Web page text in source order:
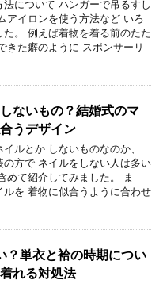
について ハンガーで吊るすし
アイロンを使う方法など いろ
た。 例えば着物を着る前のたた
きた癖のように スポンサーリ
ないもの？結婚式のマ
うデザイン
ルとか しないものなのか、
の方で ネイルをしない人は多い
めて紹介してみました。 ま
ルを 着物に似合うように合わせ
？単衣と袷の時期につい
れる対処法